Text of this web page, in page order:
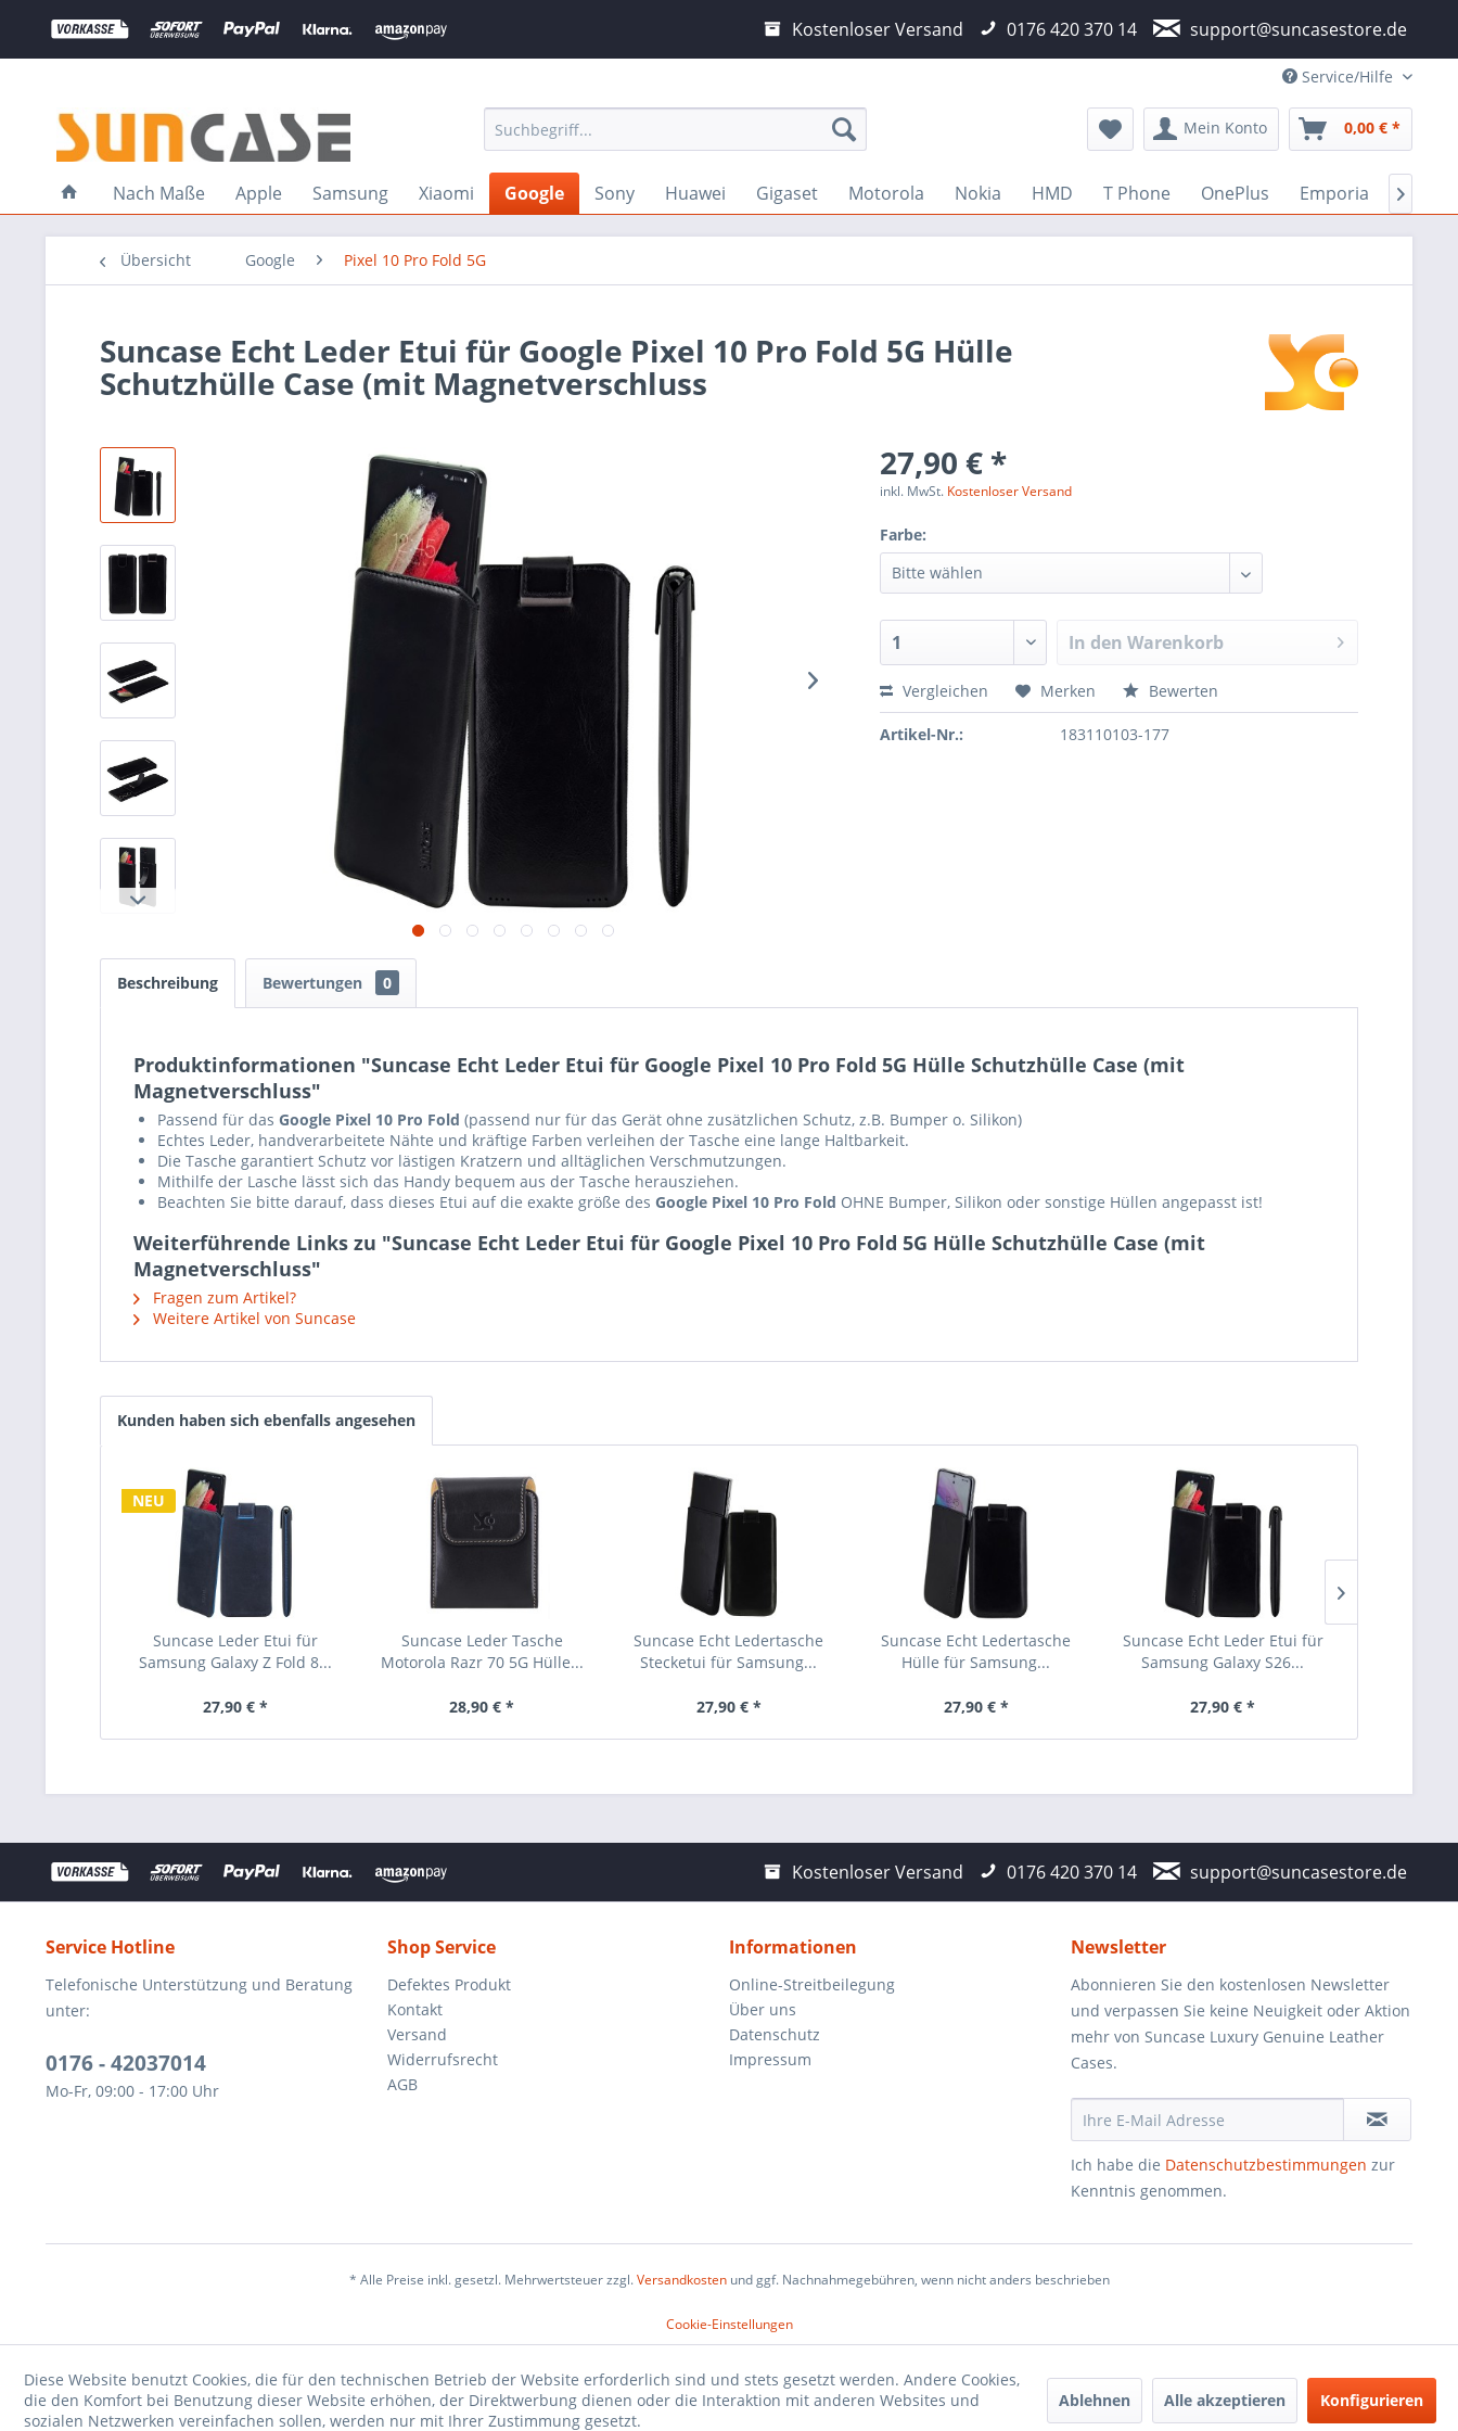
Kostenloser Versand 0176 420 370 14 support@suncasestore.de
Service/Hilfe
Mein Konto 0,00 € *
Nach Maße Apple Samsung Xiaomi Google Sony Huawei Gigaset Motorola Nokia HMD T Phone OnePlus Emporia 
Übersicht Google Pixel 10 Pro Fold 5G
Suncase Echt Leder Etui für Google Pixel 10 Pro Fold 5G Hülle
Schutzhülle Case (mit Magnetverschluss
27,90 € *
inkl. MwSt. Kostenloser Versand
Farbe:
In den Warenkorb
Vergleichen Merken Bewerten
Artikel-Nr.: 183110103-177
Beschreibung Bewertungen 0
Produktinformationen "Suncase Echt Leder Etui für Google Pixel 10 Pro Fold 5G Hülle Schutzhülle Case (mit
Magnetverschluss"
Passend für das Google Pixel 10 Pro Fold (passend nur für das Gerät ohne zusätzlichen Schutz, z.B. Bumper o. Silikon)
Echtes Leder, handverarbeitete Nähte und kräftige Farben verleihen der Tasche eine lange Haltbarkeit.
Die Tasche garantiert Schutz vor lästigen Kratzern und alltäglichen Verschmutzungen.
Mithilfe der Lasche lässt sich das Handy bequem aus der Tasche herausziehen.
Beachten Sie bitte darauf, dass dieses Etui auf die exakte größe des Google Pixel 10 Pro Fold OHNE Bumper, Silikon oder sonstige Hüllen angepasst ist!
Weiterführende Links zu "Suncase Echt Leder Etui für Google Pixel 10 Pro Fold 5G Hülle Schutzhülle Case (mit
Magnetverschluss"
Fragen zum Artikel?
Weitere Artikel von Suncase
Kunden haben sich ebenfalls angesehen
NEU
Suncase Leder Etui für
Samsung Galaxy Z Fold 8...
27,90 € *
Suncase Leder Tasche
Motorola Razr 70 5G Hülle...
28,90 € *
Suncase Echt Ledertasche
Stecketui für Samsung...
27,90 € *
Suncase Echt Ledertasche
Hülle für Samsung...
27,90 € *
Suncase Echt Leder Etui für
Samsung Galaxy S26...
27,90 € *
Kostenloser Versand 0176 420 370 14 support@suncasestore.de
Service Hotline
Telefonische Unterstützung und Beratung
unter:
0176 - 42037014
Mo-Fr, 09:00 - 17:00 Uhr
Shop Service
Defektes Produkt
Kontakt
Versand
Widerrufsrecht
AGB
Informationen
Online-Streitbeilegung
Über uns
Datenschutz
Impressum
Newsletter
Abonnieren Sie den kostenlosen Newsletter
und verpassen Sie keine Neuigkeit oder Aktion
mehr von Suncase Luxury Genuine Leather
Cases.
Ich habe die Datenschutzbestimmungen zur
Kenntnis genommen.
* Alle Preise inkl. gesetzl. Mehrwertsteuer zzgl.Versandkostenund ggf. Nachnahmegebühren, wenn nicht anders beschrieben
Cookie-Einstellungen
Diese Website benutzt Cookies, die für den technischen Betrieb der Website erforderlich sind und stets gesetzt werden. Andere Cookies,
die den Komfort bei Benutzung dieser Website erhöhen, der Direktwerbung dienen oder die Interaktion mit anderen Websites und
sozialen Netzwerken vereinfachen sollen, werden nur mit Ihrer Zustimmung gesetzt.
Ablehnen Alle akzeptieren Konfigurieren